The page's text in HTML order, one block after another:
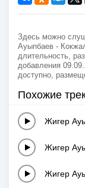
Здесь можно
Ауыпбаев -
длительность,
добавления
доступно,
Похожие
Жигер
Жигер
Жигер